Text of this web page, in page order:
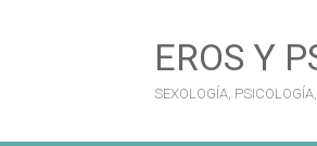
EROS Y
SEXOLOGÍA,